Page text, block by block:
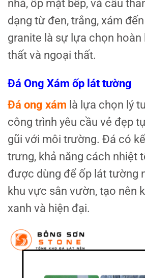
nhà, ốp mặt bếp, và cầu
dạng từ đen, trắng, xám
granite là sự lựa chọn
thất và ngoại thất.
Đá Ong Xám ốp lát tường
Đá ong xám là lựa chọn lý
công trình yêu cầu vẻ đẹp
gũi với môi trường. Đá có
trưng, khả năng cách nhiệt
được dùng để ốp lát tường
khu vực sân vườn, tạo nên
xanh và hiện đại.